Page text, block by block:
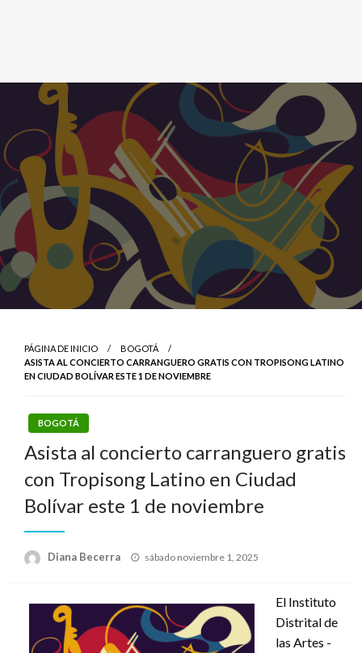
PÁGINA DE INICIO
BOGOTÁ
ASISTA AL CONCIERTO CARRANGUERO GRATIS CON TROPISONG LATINO
EN CIUDAD BOLÍVAR ESTE 1 DE NOVIEMBRE
BOGOTÁ
Asista al concierto carranguero gratis
con Tropisong Latino en Ciudad
Bolívar este 1 de noviembre
Diana Becerra
Publicado
sábado noviembre 1, 2025
El Instituto
Distrital de
las Artes -